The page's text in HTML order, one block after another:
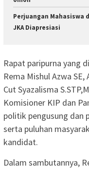
Perjuangan Mahasiswa
JKA Diapresiasi
Rapat paripurna yang
Rema Mishul Azwa
Cut Syazalisma
Komisioner KIP dan
politik pengusung dan
serta puluhan
kandidat.
Dalam sambutannya,